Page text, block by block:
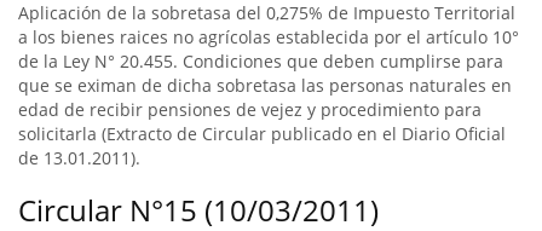
Aplicación de la sobretasa del 0,275% de Impuesto Territorial
a los bienes raices no agrícolas establecida por el artículo 10°
de la Ley N° 20.455. Condiciones que deben cumplirse para
que se eximan de dicha sobretasa las personas naturales en
edad de recibir pensiones de vejez y procedimiento para
solicitarla (Extracto de Circular publicado en el Diario Oficial
de 13.01.2011).
Circular N°15 (10/03/2011)